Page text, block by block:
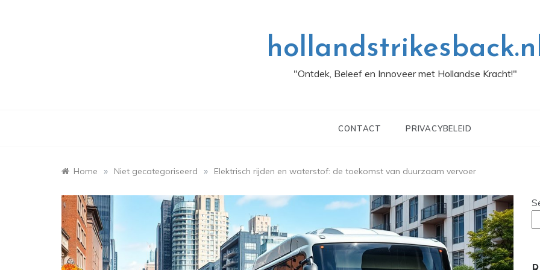
"Ontdek, Beleef en Innoveer met Hollandse Kracht!"
CONTACT PRIVACYBELEID
Home » Niet gecategoriseerd » Elektrisch rijden en waterstof: de toekomst van duurzaam vervoer